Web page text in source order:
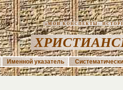
«МОИ КОНСПЕКТЫ:
Именной указатель